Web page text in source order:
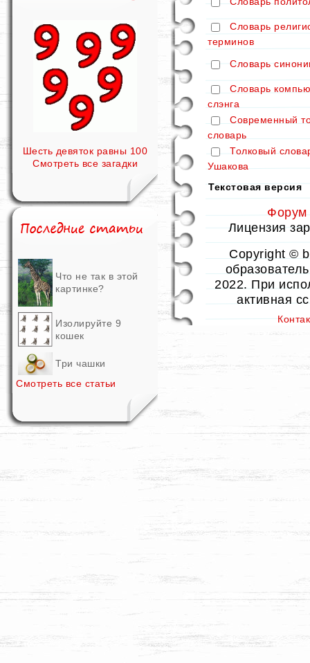
Шесть девяток равны 100
Смотреть все загадки
Что не так в этой
картинке?
Изолируйте 9
кошек
Три чашки
Смотреть все статьи
Словарь
терминов
Словарь
Словарь
слэнга
Современный
словарь
Толковый
Ушакова
Текстовая версия
Форум
Лицензия
Copyright ©
2022. При
активная